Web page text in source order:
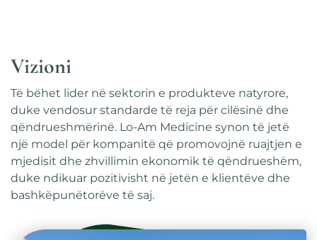
Vizioni
Të bëhet lider në sektorin e produkteve natyrore,
duke vendosur standarde të reja për cilësinë dhe
qëndrueshmërinë. Lo-Am Medicine synon të jetë
një model për kompanitë që promovojnë ruajtjen e
mjedisit dhe zhvillimin ekonomik të qëndrueshëm,
duke ndikuar pozitivisht në jetën e klientëve dhe
bashkëpunëtorëve të saj.